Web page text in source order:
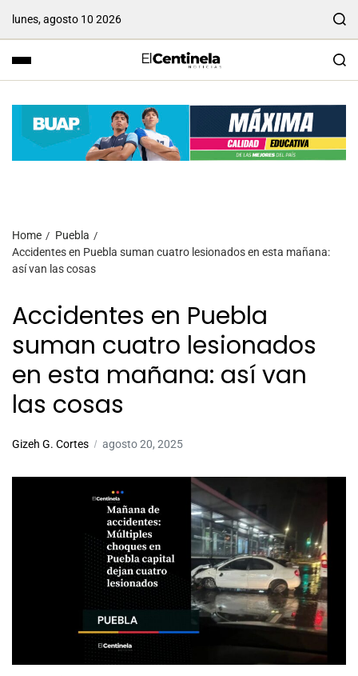
lunes, agosto 10 2026
Home
Puebla
Accidentes en Puebla suman cuatro lesionados en esta mañana:
así van las cosas
Accidentes en Puebla
suman cuatro lesionados
en esta mañana: así van
las cosas
Gizeh G. Cortes agosto 20, 2025